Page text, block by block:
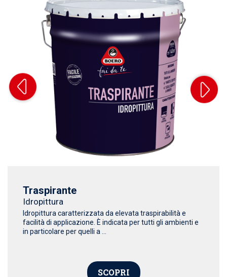
Traspirante
Idropittura
Idropittura caratterizzata da elevata traspirabilità e
facilità di applicazione. È indicata per tutti gli ambienti e
in particolare per quelli a ...
SCOPRI